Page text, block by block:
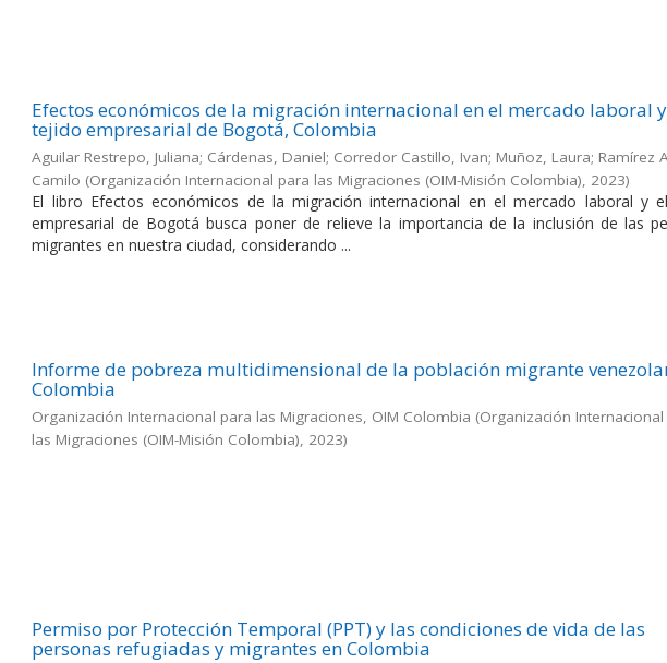
Efectos económicos de la migración internacional en el mercado laboral
tejido empresarial de Bogotá, Colombia
Aguilar Restrepo, Juliana; Cárdenas, Daniel; Corredor Castillo, Ivan; Muñoz, Laura; Ramírez
Camilo (Organización Internacional para las Migraciones (OIM-Misión Colombia), 2023)
El libro Efectos económicos de la migración internacional en el mercado laboral y
empresarial de Bogotá busca poner de relieve la importancia de la inclusión de las
migrantes en nuestra ciudad, considerando ...
Informe de pobreza multidimensional de la población migrante
Colombia
Organización Internacional para las Migraciones, OIM Colombia (Organización
las Migraciones (OIM-Misión Colombia), 2023)
Permiso por Protección Temporal (PPT) y las condiciones de vida de las
personas refugiadas y migrantes en Colombia